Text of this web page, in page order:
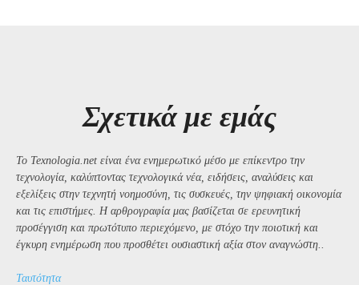
Σχετικά με εμάς
Το Texnologia.net είναι ένα ενημερωτικό μέσο με επίκεντρο την
τεχνολογία, καλύπτοντας τεχνολογικά νέα, ειδήσεις, αναλύσεις και
εξελίξεις στην τεχνητή νοημοσύνη, τις συσκευές, την ψηφιακή οικονομία
και τις επιστήμες. Η αρθρογραφία μας βασίζεται σε ερευνητική
προσέγγιση και πρωτότυπο περιεχόμενο, με στόχο την ποιοτική και
έγκυρη ενημέρωση που προσθέτει ουσιαστική αξία στον αναγνώστη..
Ταυτότητα